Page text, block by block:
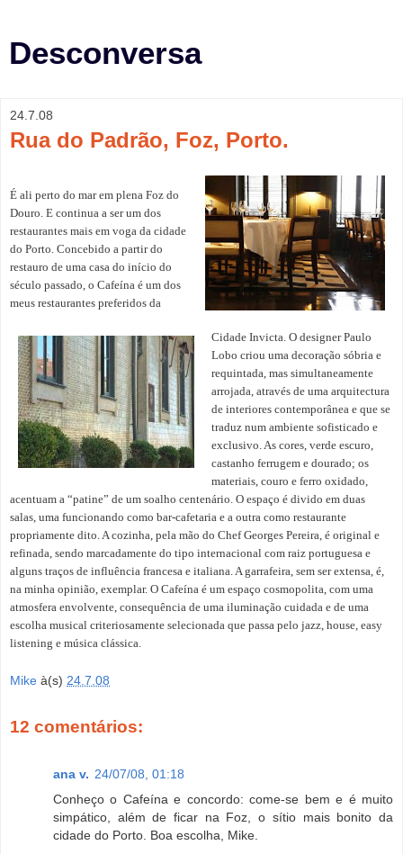
Desconversa
24.7.08
Rua do Padrão, Foz, Porto.
É ali perto do mar em plena Foz do
Douro. E continua a ser um dos
restaurantes mais em voga da cidade
do Porto. Concebido a partir do
restauro de uma casa do início do
século passado, o Cafeína é um dos
meus restaurantes preferidos da
Cidade Invicta. O designer Paulo
Lobo criou uma decoração sóbria e
requintada, mas simultaneamente
arrojada, através de uma arquitectura
de interiores contemporânea e que se
traduz num ambiente sofisticado e
exclusivo. As cores, verde escuro,
castanho ferrugem e dourado; os
materiais, couro e ferro oxidado,
acentuam a “patine” de um soalho centenário. O espaço é divido em duas
salas, uma funcionando como bar-cafetaria e a outra como restaurante
propriamente dito. A cozinha, pela mão do Chef Georges Pereira, é original e
refinada, sendo marcadamente do tipo internacional com raiz portuguesa e
alguns traços de influência francesa e italiana. A garrafeira, sem ser extensa, é,
na minha opinião, exemplar. O Cafeína é um espaço cosmopolita, com uma
atmosfera envolvente, consequência de uma iluminação cuidada e de uma
escolha musical criteriosamente selecionada que passa pelo jazz, house, easy
listening e música clássica.
Mike à(s) 24.7.08
12 comentários:
ana v. 24/07/08, 01:18
Conheço o Cafeína e concordo: come-se bem e é muito
simpático, além de ficar na Foz, o sítio mais bonito da
cidade do Porto. Boa escolha, Mike.